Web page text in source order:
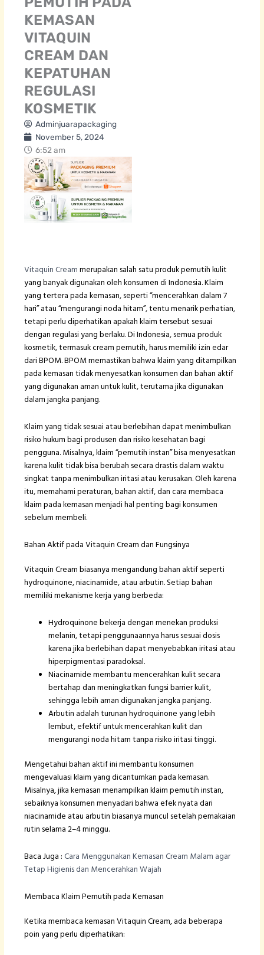
KEMASAN
VITAQUIN
CREAM DAN
KEPATUHAN
REGULASI
KOSMETIK
Adminjuarapackaging
November 5, 2024
6:52 am
Vitaquin Creammerupakan salah satu produk pemutih kulit
yang banyak digunakan oleh konsumen di Indonesia. Klaim
yang tertera pada kemasan, seperti “mencerahkan dalam 7
hari” atau “mengurangi noda hitam”, tentu menarik perhatian,
tetapi perlu diperhatikan apakah klaim tersebut sesuai
dengan regulasi yang berlaku. Di Indonesia, semua produk
kosmetik, termasuk cream pemutih, harus memiliki izin edar
dari BPOM. BPOM memastikan bahwa klaim yang ditampilkan
pada kemasan tidak menyesatkan konsumen dan bahan aktif
yang digunakan aman untuk kulit, terutama jika digunakan
dalam jangka panjang.
Klaim yang tidak sesuai atau berlebihan dapat menimbulkan
risiko hukum bagi produsen dan risiko kesehatan bagi
pengguna. Misalnya, klaim “pemutih instan” bisa menyesatkan
karena kulit tidak bisa berubah secara drastis dalam waktu
singkat tanpa menimbulkan iritasi atau kerusakan. Oleh karena
itu, memahami peraturan, bahan aktif, dan cara membaca
klaim pada kemasan menjadi hal penting bagi konsumen
sebelum membeli.
Bahan Aktif pada Vitaquin Cream dan Fungsinya
Vitaquin Cream biasanya mengandung bahan aktif seperti
hydroquinone, niacinamide, atau arbutin. Setiap bahan
memiliki mekanisme kerja yang berbeda:
Hydroquinone bekerja dengan menekan produksi
melanin, tetapi penggunaannya harus sesuai dosis
karena jika berlebihan dapat menyebabkan iritasi atau
hiperpigmentasi paradoksal.
Niacinamide membantu mencerahkan kulit secara
bertahap dan meningkatkan fungsi barrier kulit,
sehingga lebih aman digunakan jangka panjang.
Arbutin adalah turunan hydroquinone yang lebih
lembut, efektif untuk mencerahkan kulit dan
mengurangi noda hitam tanpa risiko iritasi tinggi.
Mengetahui bahan aktif ini membantu konsumen
mengevaluasi klaim yang dicantumkan pada kemasan.
Misalnya, jika kemasan menampilkan klaim pemutih instan,
sebaiknya konsumen menyadari bahwa efek nyata dari
niacinamide atau arbutin biasanya muncul setelah pemakaian
rutin selama 2–4 minggu.
Baca Juga :Cara Menggunakan Kemasan Cream Malam agar
Tetap Higienis dan Mencerahkan Wajah
Membaca Klaim Pemutih pada Kemasan
Ketika membaca kemasan Vitaquin Cream, ada beberapa
poin yang perlu diperhatikan: